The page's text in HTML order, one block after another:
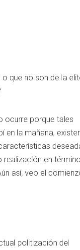
que no son de la
ocurre porque tales
en la mañana,
realización en
así, veo el
politización del